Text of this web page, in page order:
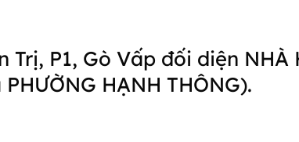
Trị, P1, Gò Vấp đối diện
HẠNH THÔNG).